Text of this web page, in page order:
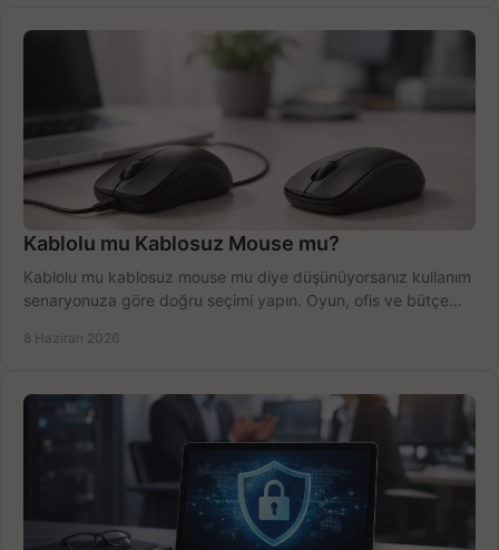
Kablolu mu Kablosuz Mouse mu?
Kablolu mu kablosuz mouse mu diye düşünüyorsanız kullanım
senaryonuza göre doğru seçimi yapın. Oyun, ofis ve bütçe
8 Haziran 2026